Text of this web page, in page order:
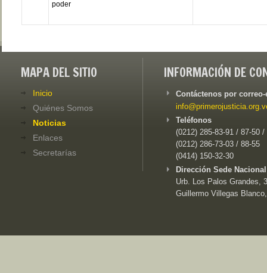
poder
MAPA DEL SITIO
Inicio
Quiénes Somos
Noticias
Enlaces
Secretarías
INFORMACIÓN DE
Contáctenos por
Teléfonos
(0212) 285-83-91 / 87-50 /
(0212) 286-73-03 / 88-55
(0414) 150-32-30
Dirección Sede
Urb. Los Palos Grandes,
Guillermo Villegas